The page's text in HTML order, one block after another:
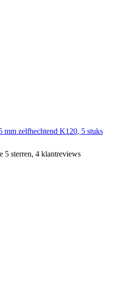
zelfhechtend K120, 5 stuks
5 sterren, 4 klantreviews